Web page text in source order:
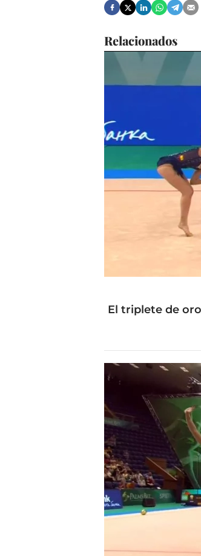
Relacionados
El triplete de